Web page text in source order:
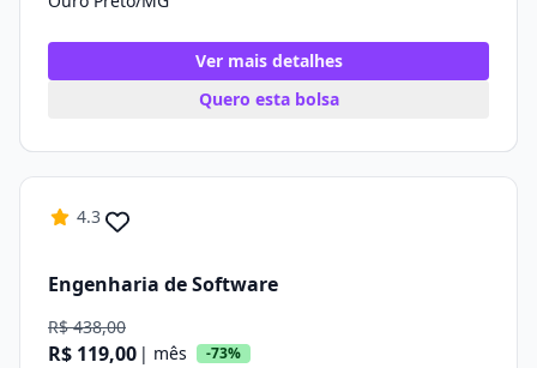
Ver mais detalhes
Quero esta bolsa
4.3
Engenharia de Software
R$ 438,00
R$ 119,00 | mês -73%